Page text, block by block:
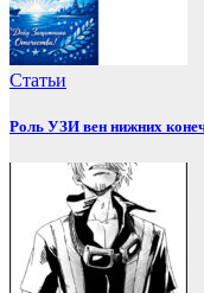
Статьи
Роль УЗИ вен нижних